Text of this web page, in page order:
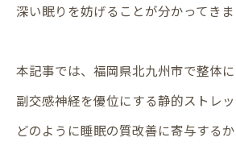
深い眠りを妨げることが分かってきま
本記事では、福岡県北九州市で整体に
副交感神経を優位にする静的ストレ
どのように睡眠の質改善に寄与するか